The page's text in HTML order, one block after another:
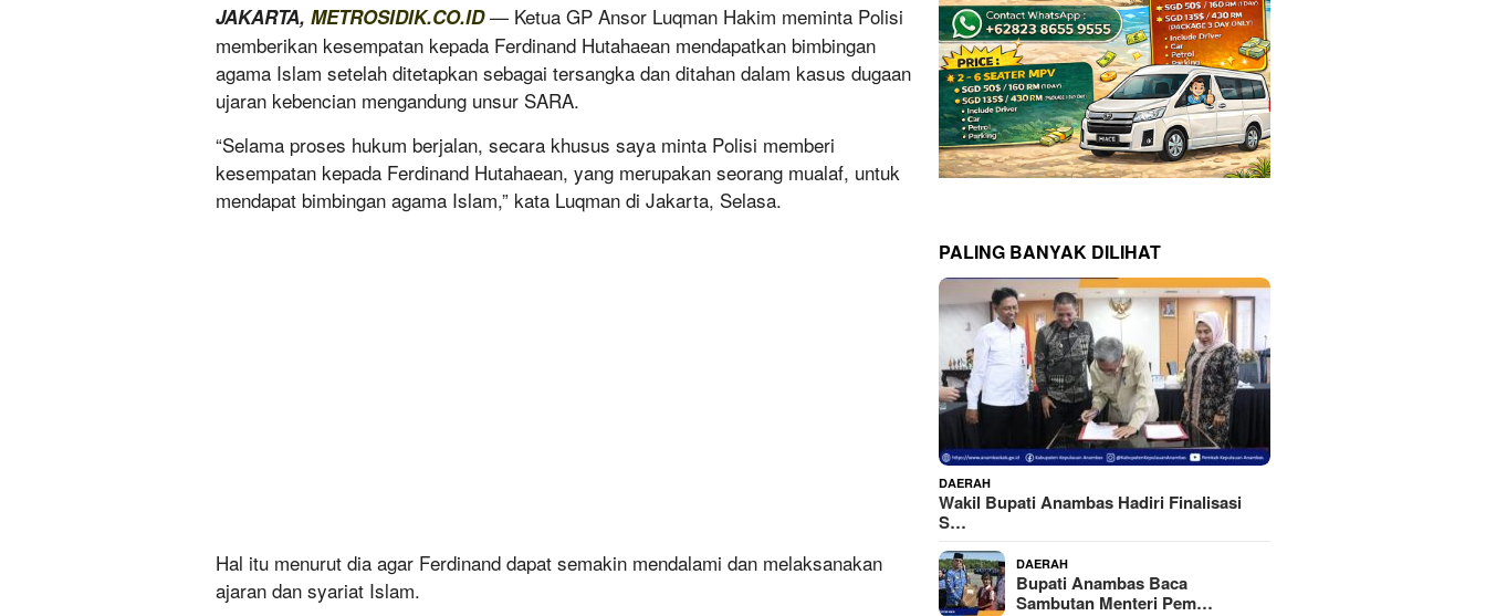
JAKARTA, METROSIDIK.CO.ID— Ketua GP Ansor Luqman Hakim meminta Polisi
memberikan kesempatan kepada Ferdinand Hutahaean mendapatkan bimbingan
agama Islam setelah ditetapkan sebagai tersangka dan ditahan dalam kasus dugaan
ujaran kebencian mengandung unsur SARA.
“Selama proses hukum berjalan, secara khusus saya minta Polisi memberi
kesempatan kepada Ferdinand Hutahaean, yang merupakan seorang mualaf, untuk
mendapat bimbingan agama Islam,” kata Luqman di Jakarta, Selasa.
Hal itu menurut dia agar Ferdinand dapat semakin mendalami dan melaksanakan
ajaran dan syariat Islam.
PALING BANYAK DILIHAT
DAERAH
Wakil Bupati Anambas Hadiri Finalisasi
S…
DAERAH
Bupati Anambas Baca
Sambutan Menteri Pem…